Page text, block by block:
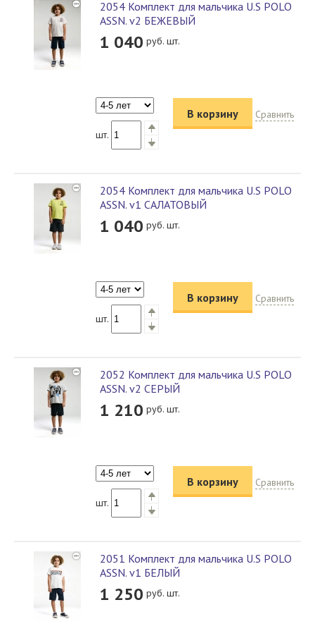
2054 Комплект для мальчика U.S POLO
ASSN. v2 БЕЖЕВЫЙ
1 040 руб. шт.
шт.
В корзину Сравнить
2054 Комплект для мальчика U.S POLO
ASSN. v1 САЛАТОВЫЙ
1 040 руб. шт.
шт.
В корзину Сравнить
2052 Комплект для мальчика U.S POLO
ASSN. v2 СЕРЫЙ
1 210 руб. шт.
шт.
В корзину Сравнить
2051 Комплект для мальчика U.S POLO
ASSN. v1 БЕЛЫЙ
1 250 руб. шт.